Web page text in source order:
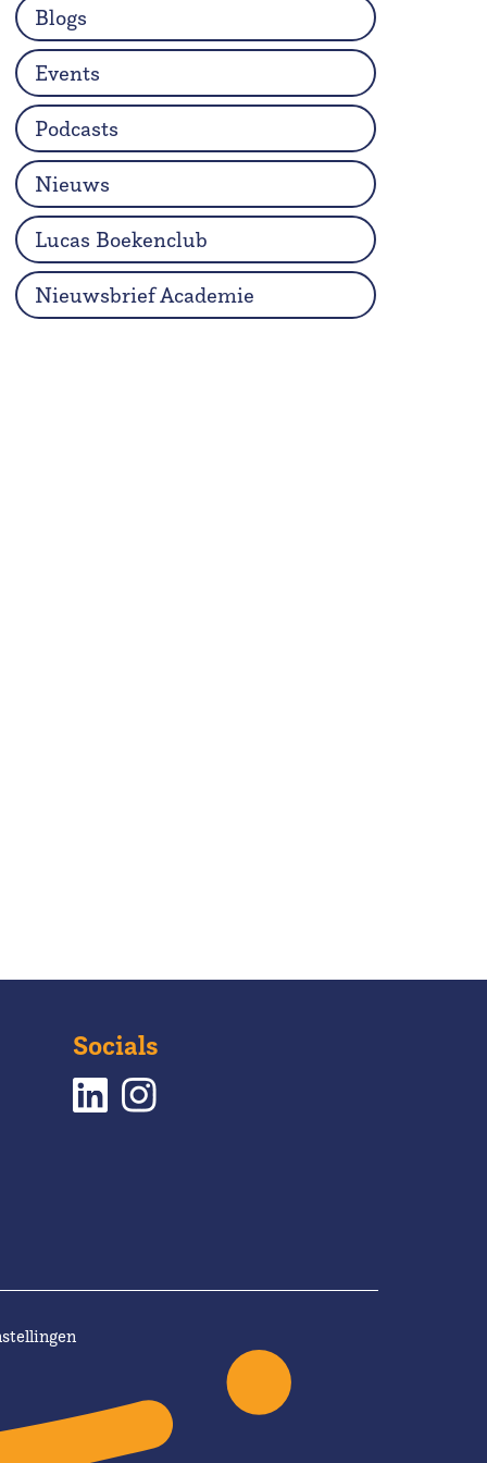
Blogs
Events
Podcasts
Nieuws
Lucas Boekenclub
Nieuwsbrief Academie
Socials